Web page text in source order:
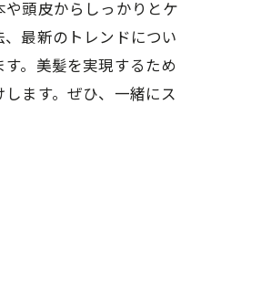
頭皮からしっかりとケ
最新のトレンドについ
。美髪を実現するため
ます。ぜひ、一緒にス